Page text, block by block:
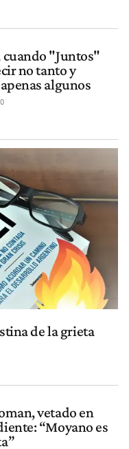
cuando "Juntos"
no tanto y
algunos
de la grieta
vetado en
“Moyano es